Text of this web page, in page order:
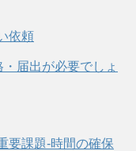
依頼
届出が必要でしょ
要課題-時間の確保